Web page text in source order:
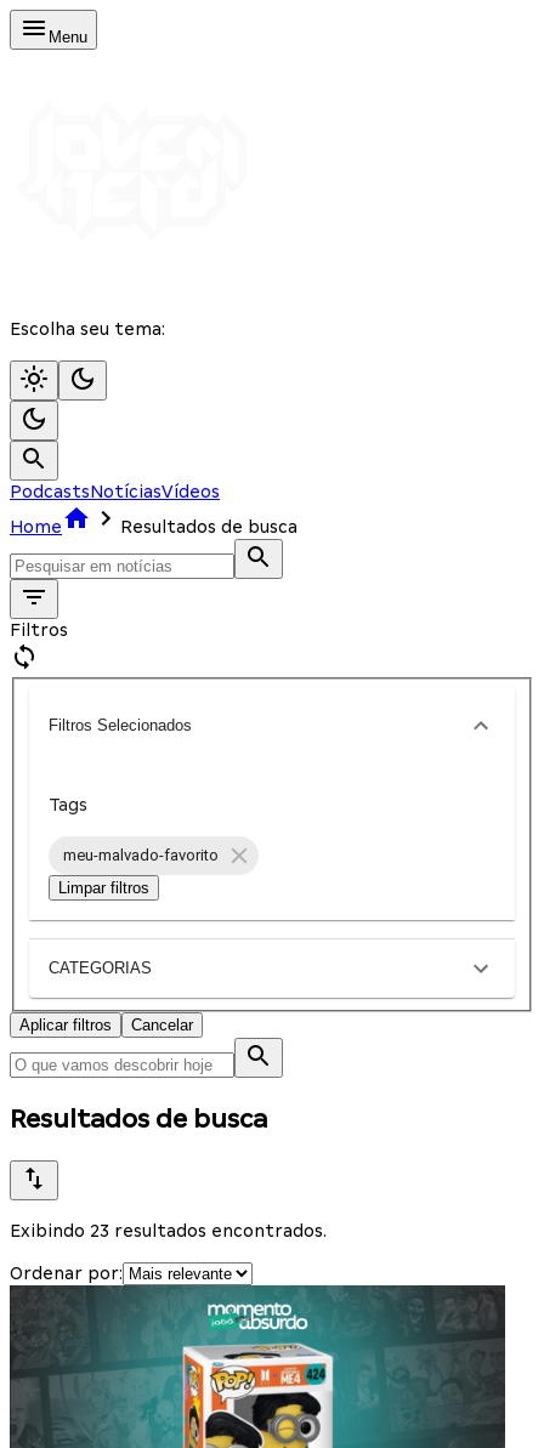
Menu
Escolha seu tema:
PodcastsNotíciasVídeos
Home
Resultados de busca
Filtros
Filtros Selecionados
Tags
meu-malvado-favorito
Limpar filtros
CATEGORIAS
Aplicar filtros Cancelar
Resultados de busca
Exibindo 23 resultados encontrados.
Ordenar por: